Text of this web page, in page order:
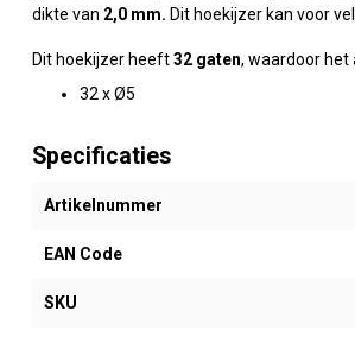
dikte van 2,0 mm. Dit hoekijzer kan voor
Dit hoekijzer heeft32 gaten, waardoor het
32 x Ø5
Specificaties
Artikelnummer
EAN Code
SKU